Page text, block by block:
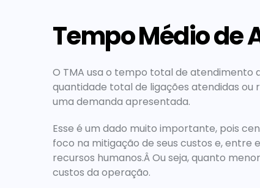
Tempo Médio de
O TMA usa o tempo total de atendimento
quantidade total de ligações atendidas
uma demanda apresentada.
Esse é um dado muito importante, pois
foco na mitigação de seus custos e, entre
recursos humanos.Â Ou seja, quanto
custos da operação.